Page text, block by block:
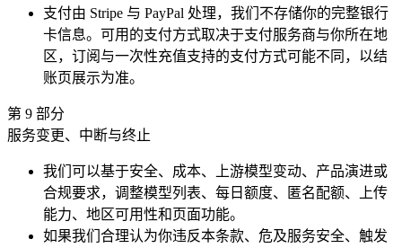
支付由 Stripe 与 PayPal 处理，我们不存储你的完整银行
卡信息。可用的支付方式取决于支付服务商与你所在地
区，订阅与一次性充值支持的支付方式可能不同，以结
账页展示为准。
第 9 部分
服务变更、中断与终止
我们可以基于安全、成本、上游模型变动、产品演进或
合规要求，调整模型列表、每日额度、匿名配额、上传
能力、地区可用性和页面功能。
如果我们合理认为你违反本条款、危及服务安全、触发